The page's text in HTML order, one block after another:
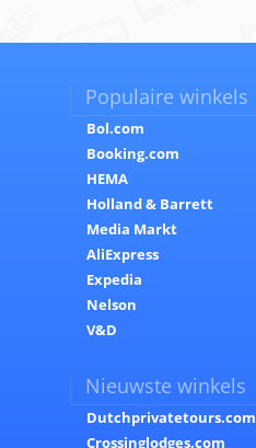
Populaire winkels
Bol.com
Booking.com
HEMA
Holland & Barrett
Media Markt
AliExpress
Expedia
Nelson
V&D
Nieuwste winkels
Dutchprivatetours.com
Crossinglodges.com